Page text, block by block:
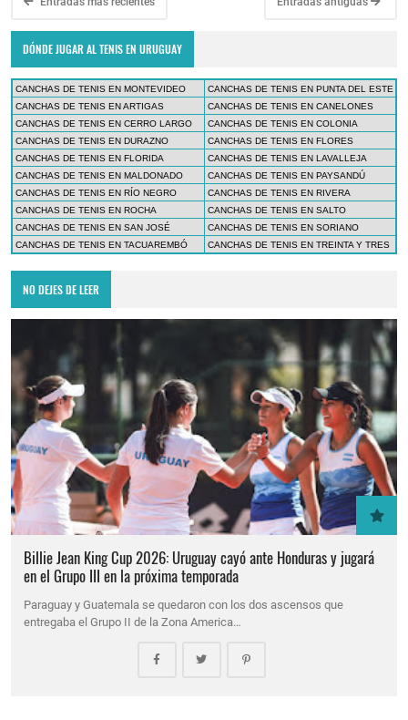
DÓNDE JUGAR AL TENIS EN URUGUAY
CANCHAS DE TENIS EN MONTEVIDEO
CANCHAS DE TENIS EN PUNTA DEL ESTE
CANCHAS DE TENIS EN ARTIGAS
CANCHAS DE TENIS EN CANELONES
CANCHAS DE TENIS EN CERRO LARGO
CANCHAS DE TENIS EN COLONIA
CANCHAS DE TENIS EN DURAZNO
CANCHAS DE TENIS EN FLORES
CANCHAS DE TENIS EN FLORIDA
CANCHAS DE TENIS EN LAVALLEJA
CANCHAS DE TENIS EN MALDONADO
CANCHAS DE TENIS EN PAYSANDÚ
CANCHAS DE TENIS EN RÍO NEGRO
CANCHAS DE TENIS EN RIVERA
CANCHAS DE TENIS EN ROCHA
CANCHAS DE TENIS EN SALTO
CANCHAS DE TENIS EN SAN JOSÉ
CANCHAS DE TENIS EN SORIANO
CANCHAS DE TENIS EN TACUAREMBÓ
CANCHAS DE TENIS EN TREINTA Y TRES
NO DEJES DE LEER
Billie Jean King Cup 2026: Uruguay cayó ante Honduras y jugará
en el Grupo III en la próxima temporada
Paraguay y Guatemala se quedaron con los dos ascensos que
entregaba el Grupo II de la Zona America…